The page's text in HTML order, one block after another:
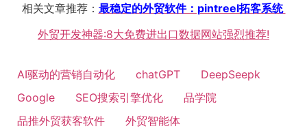
相关文章推荐： 最稳定的外贸软件：pintreel拓客系统
外贸开发神器:8大免费进出口数据网站强烈推荐!
AI驱动的营销自动化 chatGPT
DeepSeepk
Google
SEO搜索引擎优化
品学院
品推外贸获客软件
外贸智能体